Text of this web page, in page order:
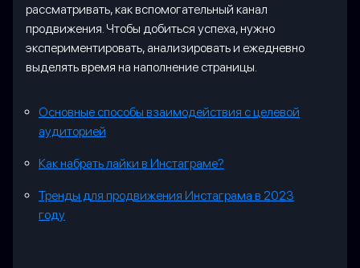
рассматривать, как вспомогательный канал
продвижения. Чтобы добиться успеха, нужно
экспериментировать, анализировать и ежедневно
выделять время на наполнение страницы.
Основные способы взаимодействия с целевой
аудиторией
Как набрать лайки в Инстаграме?
Тренды для продвижения Инстаграма в 2023
году